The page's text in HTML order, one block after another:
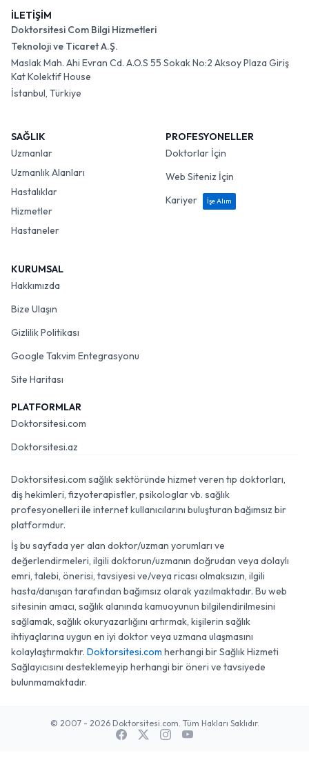
İLETİŞİM
Doktorsitesi Com Bilgi Hizmetleri
Teknoloji ve Ticaret A.Ş.
Maslak Mah. Ahi Evran Cd. A.O.S 55 Sokak No:2 Aksoy Plaza Giriş
Kat Kolektif House
İstanbul, Türkiye
SAĞLIK
Uzmanlar
Uzmanlık Alanları
Hastalıklar
Hizmetler
Hastaneler
PROFESYONELLER
Doktorlar İçin
Web Siteniz İçin
Kariyer
İşe Alım
KURUMSAL
Hakkımızda
Bize Ulaşın
Gizlilik Politikası
Google Takvim Entegrasyonu
Site Haritası
PLATFORMLAR
Doktorsitesi.com
Doktorsitesi.az
Doktorsitesi.com sağlık sektöründe hizmet veren tıp doktorları,
diş hekimleri, fizyoterapistler, psikologlar vb. sağlık
profesyonelleri ile internet kullanıcılarını buluşturan bağımsız bir
platformdur.
İş bu sayfada yer alan doktor/uzman yorumları ve
değerlendirmeleri, ilgili doktorun/uzmanın doğrudan veya dolaylı
emri, talebi, önerisi, tavsiyesi ve/veya ricası olmaksızın, ilgili
hasta/danışan tarafından bağımsız olarak yazılmaktadır. Bu web
sitesinin amacı, sağlık alanında kamuoyunun bilgilendirilmesini
sağlamak, sağlık okuryazarlığını artırmak, kişilerin sağlık
ihtiyaçlarına uygun en iyi doktor veya uzmana ulaşmasını
kolaylaştırmaktır. Doktorsitesi.com herhangi bir Sağlık Hizmeti
Sağlayıcısını desteklemeyip herhangi bir öneri ve tavsiyede
bulunmamaktadır.
© 2007 - 2026 Doktorsitesi.com. Tüm Hakları Saklıdır.